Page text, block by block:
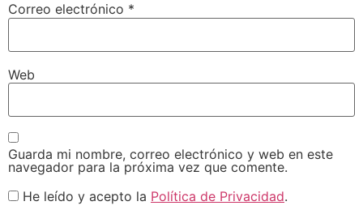
Correo electrónico *
Web
Guarda mi nombre, correo electrónico y web en este
navegador para la próxima vez que comente.
He leído y acepto la Política de Privacidad.